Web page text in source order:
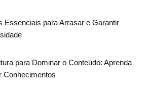
Essenciais para Arrasar e Garantir
para Dominar o Conteúdo: Aprenda
Conhecimentos